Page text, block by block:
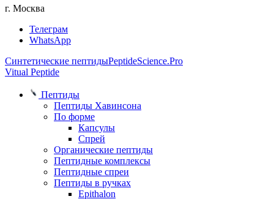
г. Москва
Телеграм
WhatsApp
Синтетические пептидыPeptideScience.Pro
Vitual Peptide
Пептиды
Пептиды Хавинсона
По форме
Капсулы
Спрей
Органические пептиды
Пептидные комплексы
Пептидные спреи
Пептиды в ручках
Epithalon